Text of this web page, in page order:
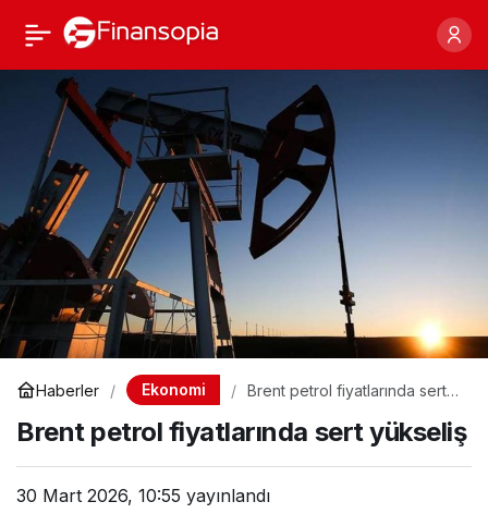
Haberler Ekonomi
Brent petrol fiyatlarında sert
Brent petrol fiyatlarında sert yükseliş
30 Mart 2026, 10:55 yayınlandı
Brent petrol fiyatlarında
sert yükseliş
Paylaş